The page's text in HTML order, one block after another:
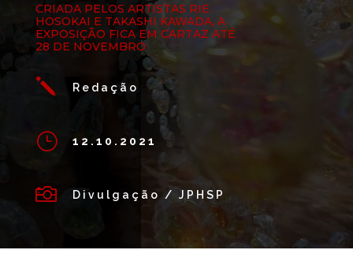
CRIADA PELOS ARTISTAS RIE
HOSOKAI E TAKASHI KAWADA, A
EXPOSIÇÃO FICA EM CARTAZ ATÉ
28 DE NOVEMBRO
j Redação
} 12.10.2021
 Divulgação / JPHSP